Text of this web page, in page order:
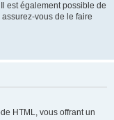
est également possible de
vous de le faire
HTML, vous offrant un